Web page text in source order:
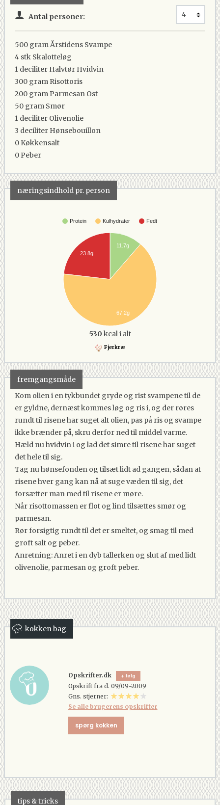
Antal personer:
500 gramÅrstidens Svampe
4 stk Skalotteløg
1 deciliter Halvtør Hvidvin
300 gram Risottoris
200 gramParmesan Ost
50 gram Smør
1 deciliter Olivenolie
3 deciliter Hønsebouillon
0 Køkkensalt
0Peber
næringsindhold pr. person
Protein Kulhydrater Fedt
11.7g
23.8g
67.2g
530 kcal i alt
Fjerkræ
fremgangsmåde
Kom olien i en tykbundet gryde og rist svampene til de
er gyldne, dernæst kommes løg og ris i, og der røres
rundt til risene har suget alt olien, pas på ris og svampe
ikke brænder på, skru derfor ned til middel varme.
Hæld nu hvidvin i og lad det simre til risene har suget
det hele til sig.
Tag nu hønsefonden og tilsæt lidt ad gangen, sådan at
risene hver gang kan nå at suge væden til sig, det
forsætter man med til risene er møre.
Når risottomassen er flot og lind tilsættes smør og
parmesan.
Rør forsigtig rundt til det er smeltet, og smag til med
groft salt og peber.
Anretning: Anret i en dyb tallerken og slut af med lidt
olivenolie, parmesan og groft peber.
kokken bag
Opskrifter.dk følg
Opskrift fra d. 09/09-2009
Gns. stjerner:
Se alle brugerens opskrifter
spørg kokken
tips & tricks